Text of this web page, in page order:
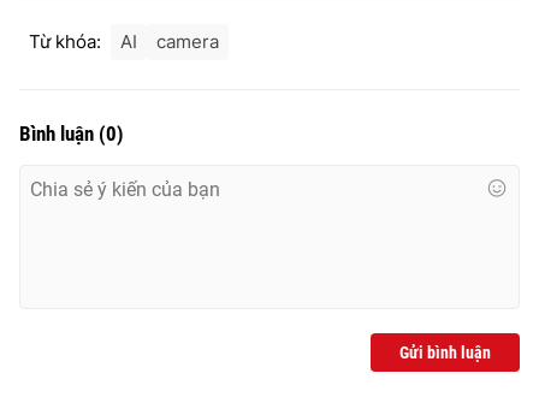
Từ khóa: AI camera
Bình luận (0)
Gửi bình luận